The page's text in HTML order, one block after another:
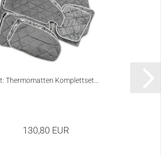
Thermomatten Komplettset...
130,80 EUR